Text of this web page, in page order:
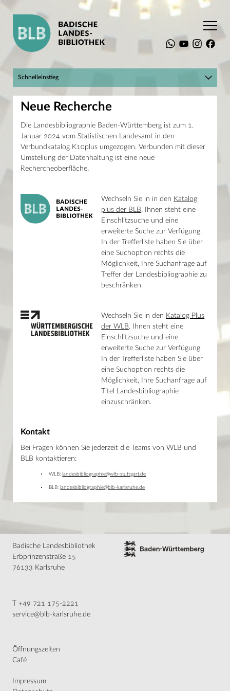
Startseite Recherche
Neue Recherche
Suchen
Recherche
Katalog plus
Datenbanken
Neue Recherche
Personendatenbank der Landesbibliographie
RegionaliaOpen
Digitalisierte Bestände der BLB
Weitere Fachinformationen
Digitalisierte Bestände der BLB
Aktuelles
Kalender
Neue Recherche
Die Landesbibliographie Baden-Württemberg ist zum 1.
Januar 2024 vom Statistischen Landesamt in den
Verbundkatalog K10plus umgezogen. Verbunden mit dieser
Umstellung der Datenhaltung ist eine neue
Rechercheoberfläche.
Wechseln Sie in in den Katalog
plus der BLB. Ihnen steht eine
Einschlitzsuche und eine
erweiterte Suche zur Verfügung.
In der Trefferliste haben Sie über
eine Suchoption rechts die
Möglichkeit, Ihre Suchanfrage auf
Treffer der Landesbibliographie zu
beschränken.
Wechseln Sie in den Katalog Plus
der WLB. Ihnen steht eine
Einschlitzsuche und eine
erweiterte Suche zur Verfügung.
In der Trefferliste haben Sie über
eine Suchoption rechts die
Möglichkeit, Ihre Suchanfrage auf
Titel Landesbibliographie
einzuschränken.
Kontakt
Bei Fragen können Sie jederzeit die Teams von WLB und
BLB kontaktieren:
WLB: landesbibliographie@wlb-stuttgart.de
BLB: landesbibliographie@blb-karlsruhe.de
Schnelleinstieg
Hier geht's zum BLBlog!
Mein Konto
Raumbuchungssystem
Landesbibliographie
Digitale Sammlungen
Infos für Einsteiger
Online-Kurse und Tutorials
Adresse
T +49 721 175-2221
service@blb-karlsruhe.de
Öffnungszeiten
Mo–Fr 9–19 Uhr / Sa 10–18 Uhr
Mo–Mi/Fr 9.30–16 Uhr / Do 9.30–18 Uhr
Mo–Fr 9–22 Uhr / Sa–So 10–22 Uhr
Badische Landesbibliothek
Erbprinzenstraße 15
76133 Karlsruhe
T +49 721 175-2221
service@blb-karlsruhe.de
Öffnungszeiten
Café
Impressum